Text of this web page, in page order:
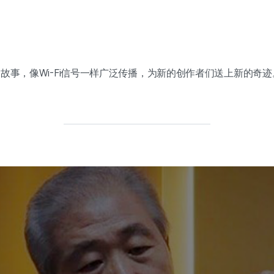
事，像Wi-Fi信号一样广泛传播，为新的创作者们送上新的奇迹